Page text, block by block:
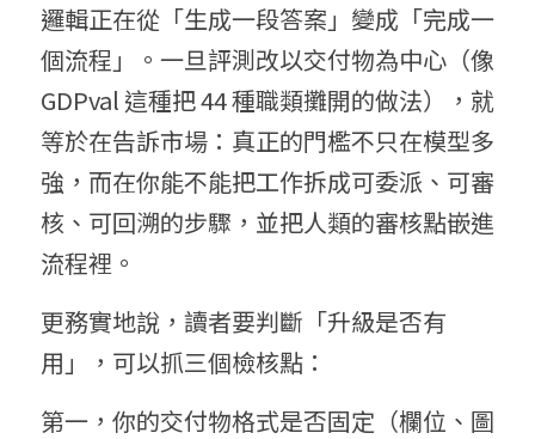
邏輯正在從「生成一段答案」變成「完成一
個流程」。一旦評測改以交付物為中心（像
GDPval 這種把 44 種職類攤開的做法），就
等於在告訴市場：真正的門檻不只在模型多
強，而在你能不能把工作拆成可委派、可審
核、可回溯的步驟，並把人類的審核點嵌進
流程裡。
更務實地說，讀者要判斷「升級是否有
用」，可以抓三個檢核點：
第一，你的交付物格式是否固定（欄位、圖